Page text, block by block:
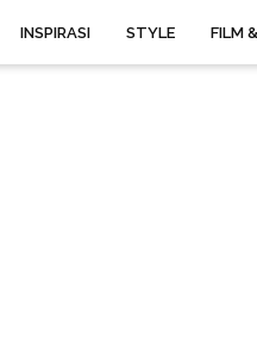
INSPIRASI STYLE FILM